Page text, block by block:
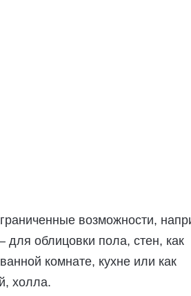
возможности,
для облицовки пола, стен, как
комнате, кухне или как
холла.